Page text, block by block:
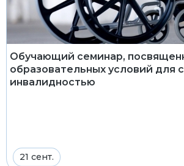
Обучающий семинар,
образовательных условий для
инвалидностью
21 сент.